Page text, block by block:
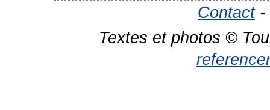
Contact-
Textes et photos ©